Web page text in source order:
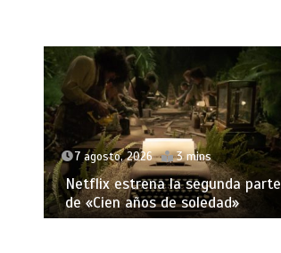
7 agosto, 2026 3 mins
Netflix estrena la segunda parte
de «Cien años de soledad»